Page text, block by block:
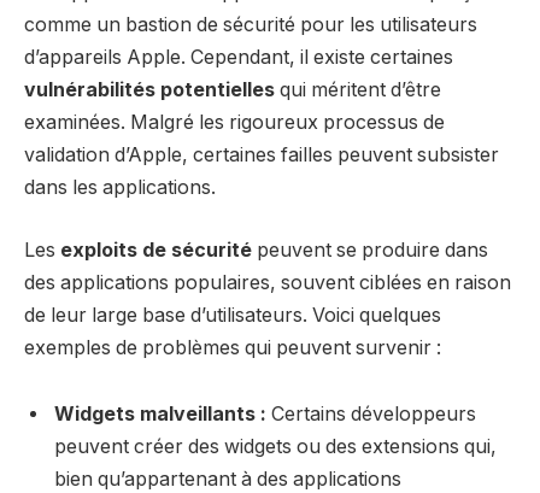
comme un bastion de sécurité pour les utilisateurs
d’appareils Apple. Cependant, il existe certaines
vulnérabilités potentielles qui méritent d’être
examinées. Malgré les rigoureux processus de
validation d’Apple, certaines failles peuvent subsister
dans les applications.
Les exploits de sécurité peuvent se produire dans
des applications populaires, souvent ciblées en raison
de leur large base d’utilisateurs. Voici quelques
exemples de problèmes qui peuvent survenir :
Widgets malveillants : Certains développeurs
peuvent créer des widgets ou des extensions qui,
bien qu’appartenant à des applications